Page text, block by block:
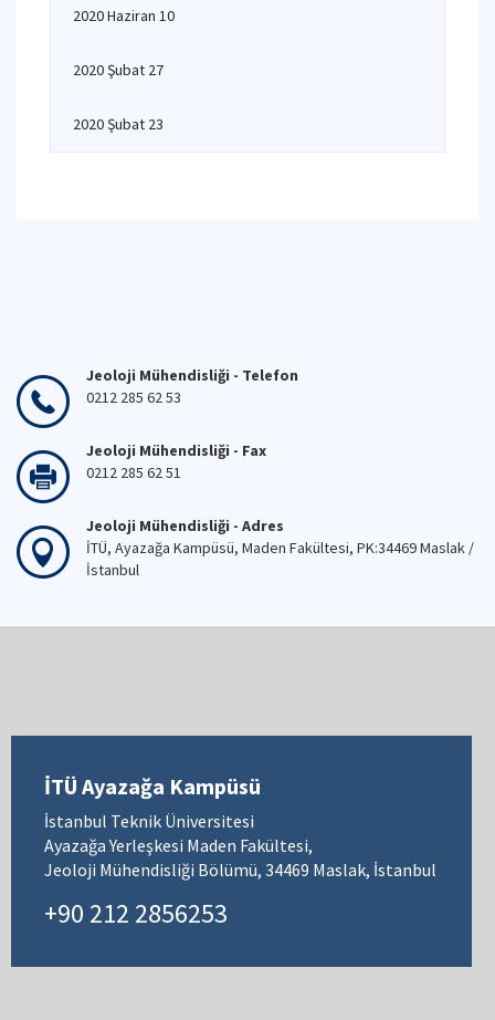
2020 Haziran 10
2020 Şubat 27
2020 Şubat 23
Jeoloji Mühendisliği - Telefon
0212 285 62 53
Jeoloji Mühendisliği - Fax
0212 285 62 51
Jeoloji Mühendisliği - Adres
İTÜ, Ayazağa Kampüsü, Maden Fakültesi, PK:34469 Maslak /
İstanbul
İTÜ Ayazağa Kampüsü
İstanbul Teknik Üniversitesi
Ayazağa Yerleşkesi Maden Fakültesi,
Jeoloji Mühendisliği Bölümü, 34469 Maslak, İstanbul
+90 212 2856253